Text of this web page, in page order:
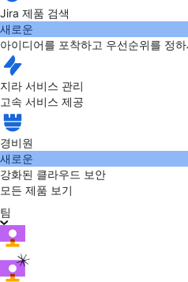
Jira 제품 검색
새로운
아이디어를 포착하고 우선순위를 정
지라 서비스 관리
고속 서비스 제공
경비원
새로운
강화된 클라우드 보안
모든 제품 보기
팀